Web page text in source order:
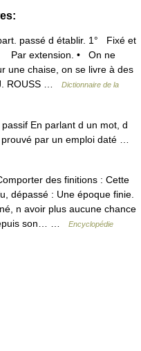
passé d établir. 1° Fixé et
Par extension. • On ne
une chaise, on se livre à des
ROUSS …
Dictionnaire de la
En parlant d un mot, d
par un emploi daté …
des finitions : Cette
dépassé : Une époque finie.
n avoir plus aucune chance
son… …
Encyclopédie